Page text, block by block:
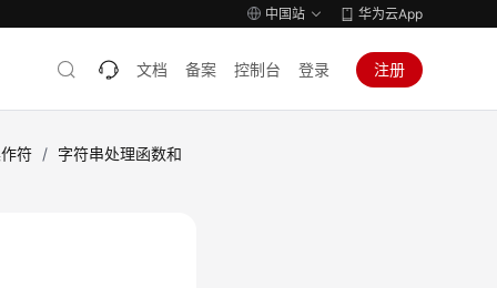
中国站 华为云App
文档 备案 控制台 登录 注册
符 / 字符串处理函数和